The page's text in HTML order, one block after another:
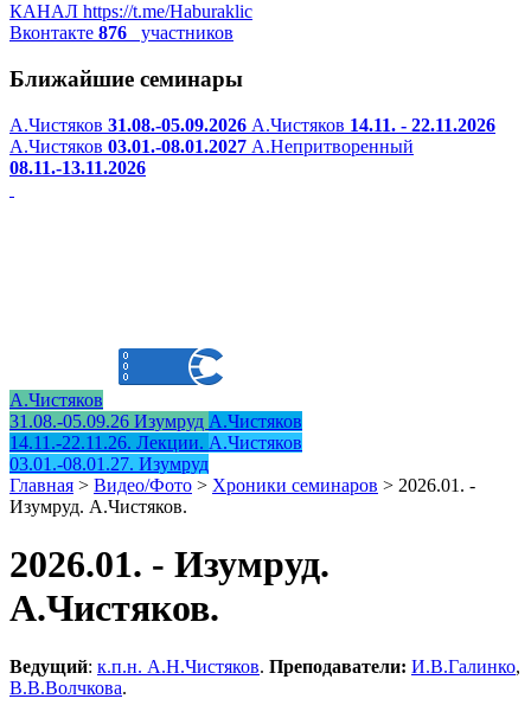
КАНАЛ https://t.me/Haburaklic
Вконтакте 876 участников
Ближайшие семинары
А.Чистяков 31.08.-05.09.2026 А.Чистяков 14.11. - 22.11.2026
А.Чистяков 03.01.-08.01.2027 А.Непритворенный
08.11.-13.11.2026
А.Чистяков
31.08.-05.09.26 Изумруд А.Чистяков
14.11.-22.11.26. Лекции. А.Чистяков
03.01.-08.01.27. Изумруд
Главная > Видео/Фото > Хроники семинаров > 2026.01. -
Изумруд. А.Чистяков.
2026.01. - Изумруд.
А.Чистяков.
Ведущий: к.п.н. А.Н.Чистяков. Преподаватели: И.В.Галинко,
В.В.Волчкова.